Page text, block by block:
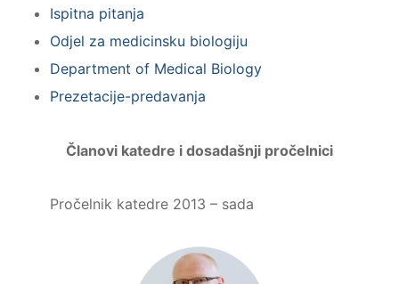
Ispitna pitanja
Odjel za medicinsku biologiju
Department of Medical Biology
Prezetacije-predavanja
Članovi katedre i dosadašnji pročelnici
Pročelnik katedre 2013 – sada